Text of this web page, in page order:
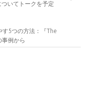
いてトークを予定
す5つの方法：『The
例から